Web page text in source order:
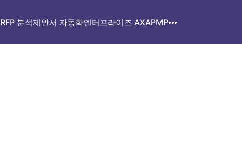
RFP 분석제안서 자동화엔터프라이즈 AXAPMP